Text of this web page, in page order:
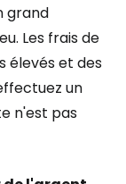
grand
Les frais de
élevés et des
un
n'est pas